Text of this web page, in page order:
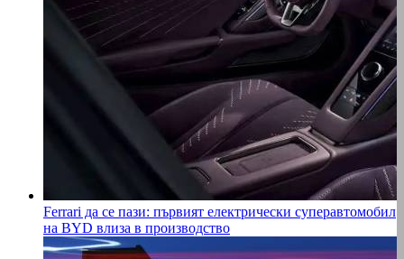
Ferrari да се пази: първият електрически суперавтомобил
на BYD влиза в производство